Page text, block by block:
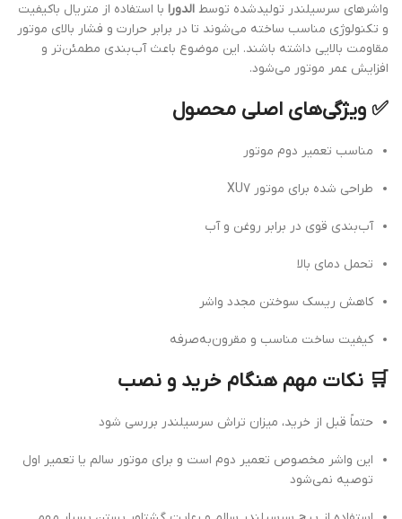
واشرهای سرسیلندر تولیدشده توسط الدورا با استفاده از متریال باکیفیت
و تکنولوژی مناسب ساخته می‌شوند تا در برابر حرارت و فشار بالای موتور
مقاومت بالایی داشته باشند. این موضوع باعث آب‌بندی مطمئن‌تر و
افزایش عمر موتور می‌شود.
✅ ویژگی‌های اصلی محصول
مناسب تعمیر دوم موتور
طراحی شده برای موتور XU7
آب‌بندی قوی در برابر روغن و آب
تحمل دمای بالا
کاهش ریسک سوختن مجدد واشر
کیفیت ساخت مناسب و مقرون‌به‌صرفه
🛒 نکات مهم هنگام خرید و نصب
حتماً قبل از خرید، میزان تراش سرسیلندر بررسی شود
این واشر مخصوص تعمیر دوم است و برای موتور سالم یا تعمیر اول
توصیه نمی‌شود